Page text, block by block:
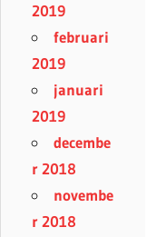
2019
februari
2019
januari
2019
decembe
r 2018
novembe
r 2018